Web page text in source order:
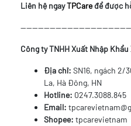
Liên hệ ngayTPCaređể được
Công ty TNHH Xuất Nhập
Địa chỉ: SN16, ngách 2/
La, Hà Đông, HN
Hotline: 0247.3088.845
Email:
Shopee: tpcarevietnam